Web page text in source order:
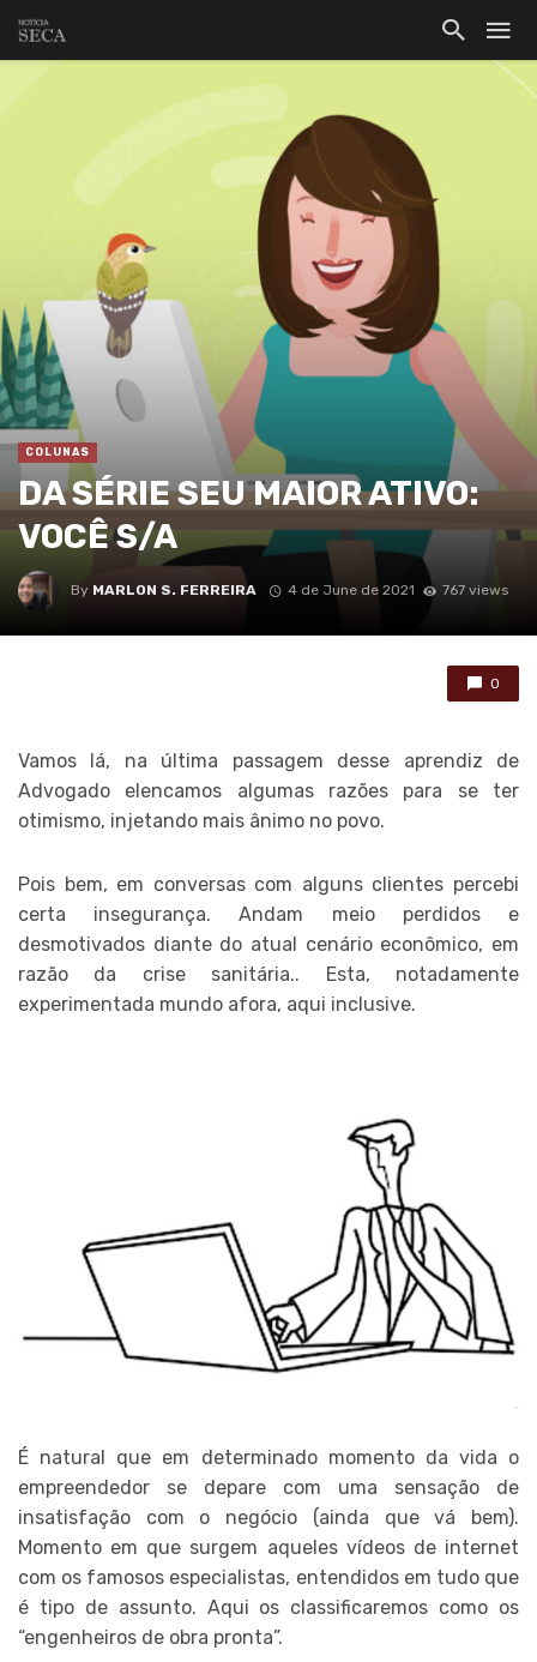
COLUNAS
DA SÉRIE SEU MAIOR ATIVO:
VOCÊ S/A
By MARLON S. FERREIRA 4 de June de 2021 767 views
0
Vamos lá, na última passagem desse aprendiz de
Advogado elencamos algumas razões para se ter
otimismo, injetando mais ânimo no povo.
Pois bem, em conversas com alguns clientes percebi
certa insegurança. Andam meio perdidos e
desmotivados diante do atual cenário econômico, em
razão da crise sanitária.. Esta, notadamente
experimentada mundo afora, aqui inclusive.
É natural que em determinado momento da vida o
empreendedor se depare com uma sensação de
insatisfação com o negócio (ainda que vá bem).
Momento em que surgem aqueles vídeos de internet
com os famosos especialistas, entendidos em tudo que
é tipo de assunto. Aqui os classificaremos como os
“engenheiros de obra pronta”.